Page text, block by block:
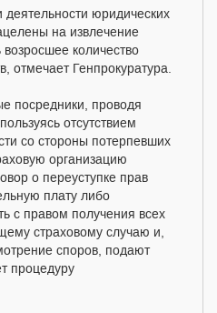
деятельности юридических
на извлечение
количество
отмечает Генпрокуратура.
посредники, проводя
отсутствием
со стороны потерпевших
организацию
о переуступке прав
плату либо
с правом получения всех
страховому случаю и,
споров, подают
процедуру